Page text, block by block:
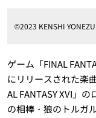
©2023 KENSHI
ゲーム「FINAL
にリリースされた楽
AL FANTASY XVI」
の相棒・狼のトルガ